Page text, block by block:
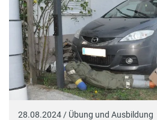
28.08.2024 / Übung und Ausbildung